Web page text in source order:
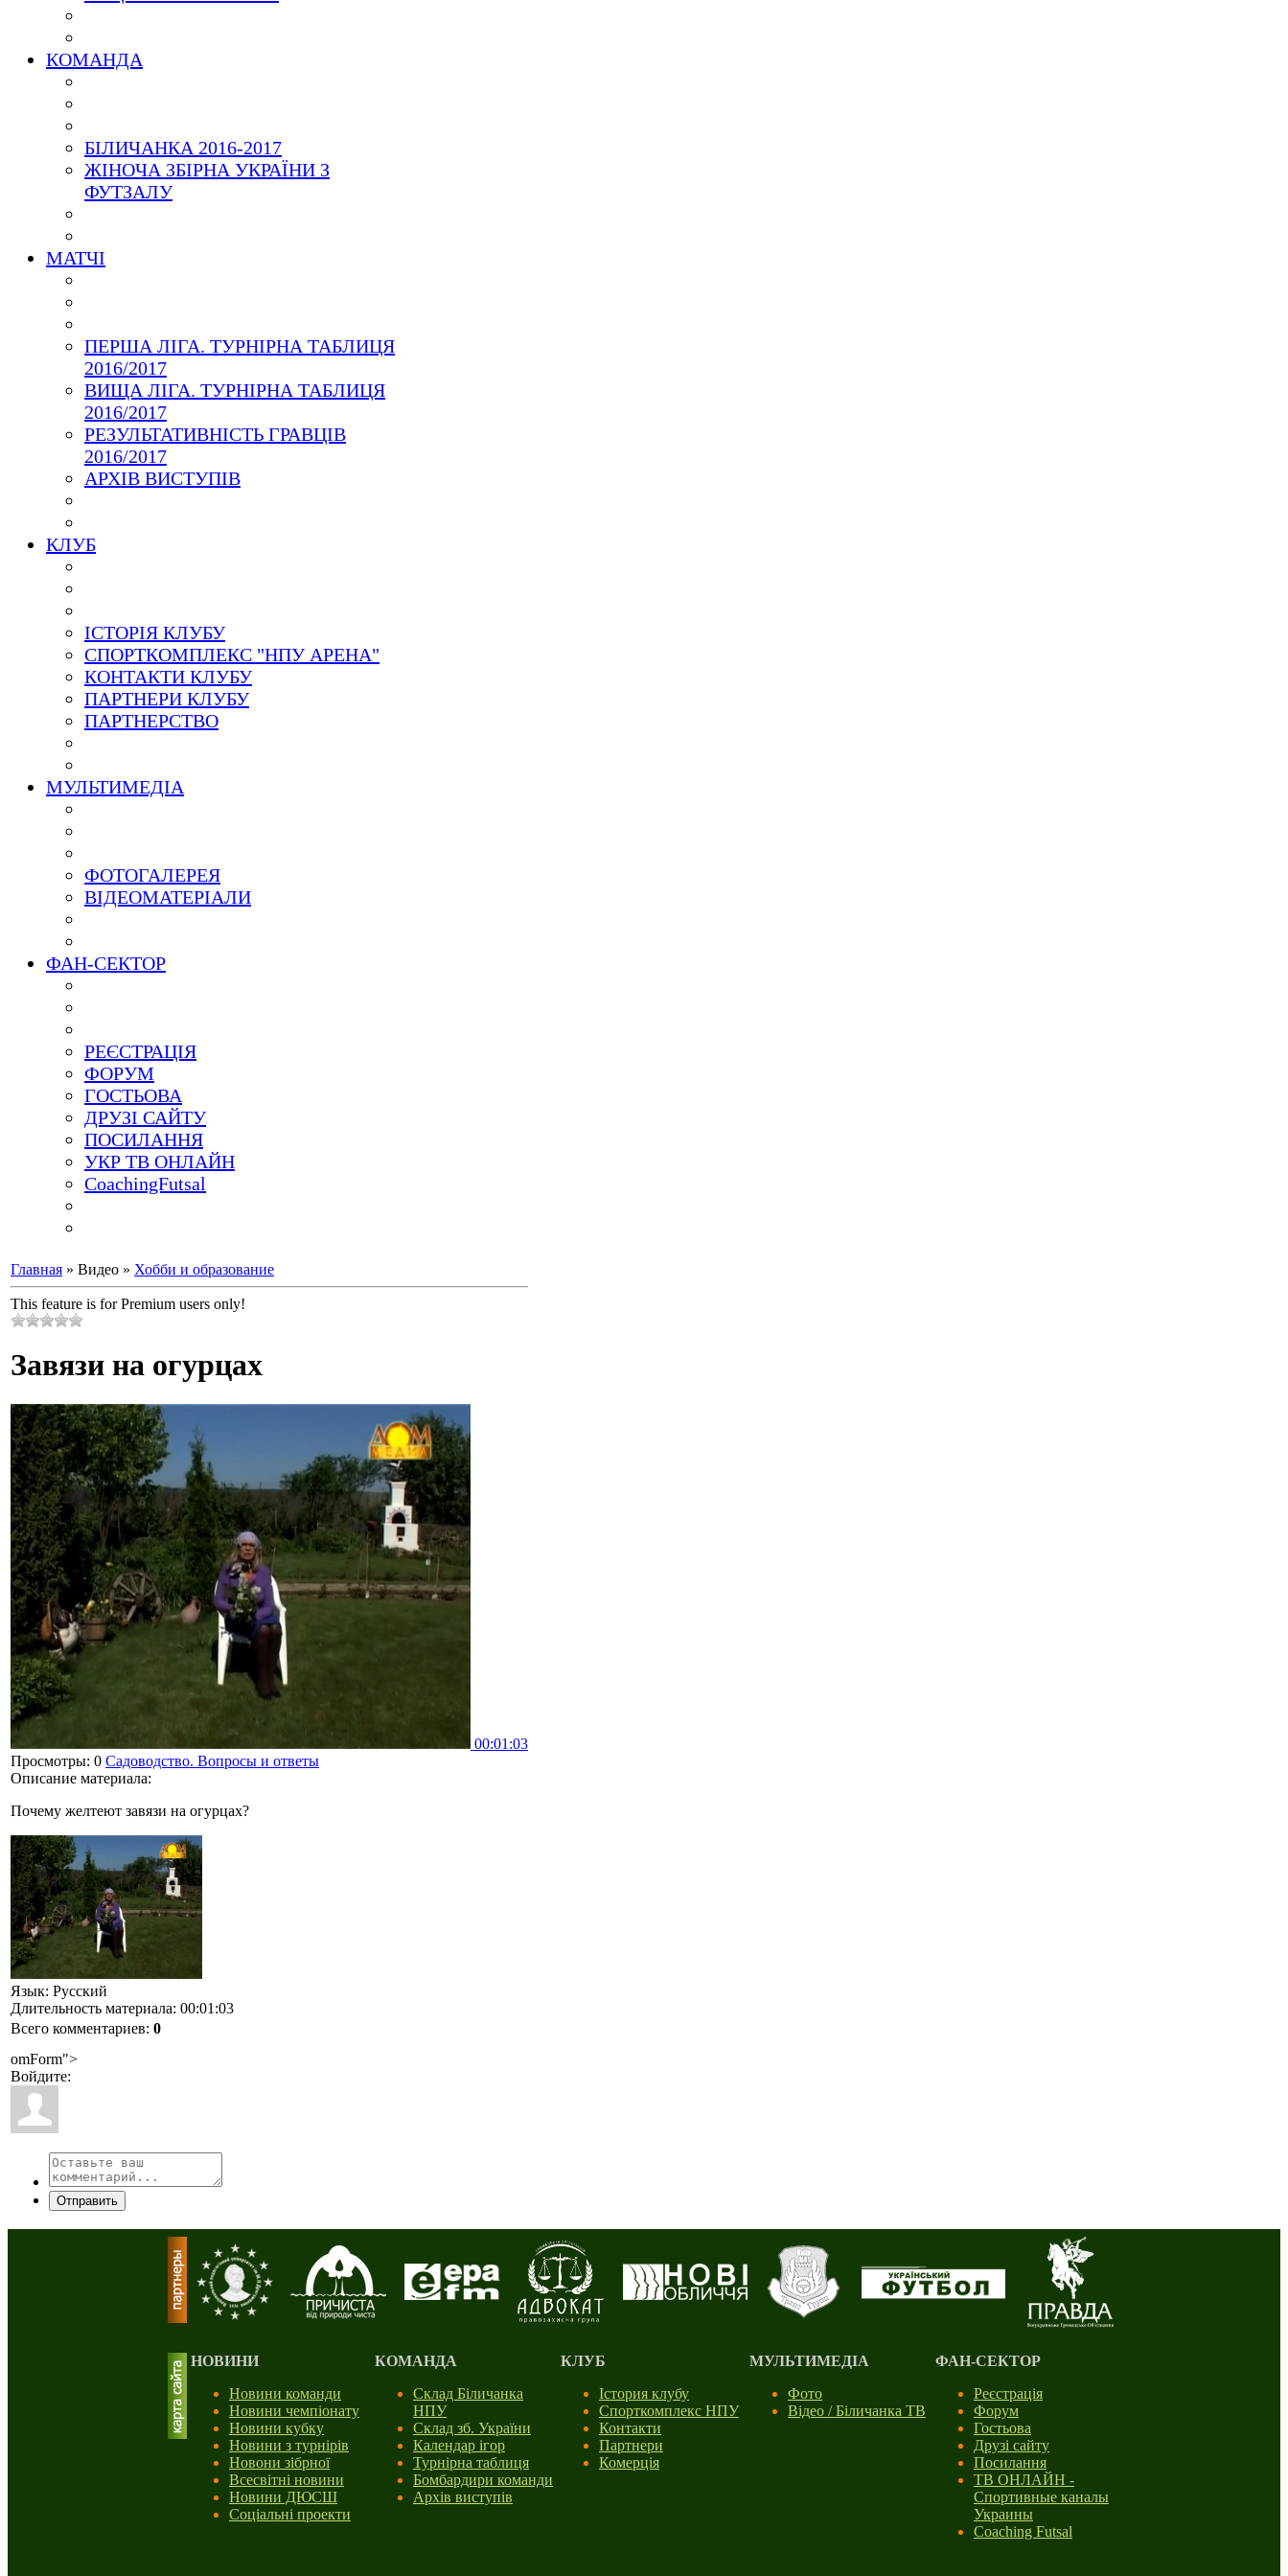
КОМАНДА
БІЛИЧАНКА 2016-2017
ЖІНОЧА ЗБІРНА УКРАЇНИ З
ФУТЗАЛУ
МАТЧІ
ПЕРША ЛІГА. ТУРНІРНА ТАБЛИЦЯ
2016/2017
ВИЩА ЛІГА. ТУРНІРНА ТАБЛИЦЯ
2016/2017
РЕЗУЛЬТАТИВНІСТЬ ГРАВЦІВ
2016/2017
АРХІВ ВИСТУПІВ
КЛУБ
ІСТОРІЯ КЛУБУ
СПОРТКОМПЛЕКС "НПУ АРЕНА"
КОНТАКТИ КЛУБУ
ПАРТНЕРИ КЛУБУ
ПАРТНЕРСТВО
МУЛЬТИМЕДІА
ФОТОГАЛЕРЕЯ
ВІДЕОМАТЕРІАЛИ
ФАН-СЕКТОР
РЕЄСТРАЦІЯ
ФОРУМ
ГОСТЬОВА
ДРУЗІ САЙТУ
ПОСИЛАННЯ
УКР ТВ ОНЛАЙН
CoachingFutsal
Главная » Видео » Хобби и образование
This feature is for Premium users only!
Завязи на огурцах
00:01:03
Просмотры: 0 Садоводство. Вопросы и ответы
Описание материала:
Почему желтеют завязи на огурцах?
Язык: Русский
Длительность материала: 00:01:03
Всего комментариев: 0
omForm">
Войдите:
Отправить
НОВИНИ
Новини команди
Новини чемпіонату
Новини кубку
Новини з турнірів
Новони зібрної
Всесвітні новини
Новини ДЮСШ
Соціальні проекти
КОМАНДА
Склад Біличанка
НПУ
Склад зб. України
Календар ігор
Турнірна таблиця
Бомбардири команди
Архів виступів
КЛУБ
Істория клубу
Спорткомплекс НПУ
Контакти
Партнери
Комерція
МУЛЬТИМЕДІА
Фото
Відео / Біличанка ТВ
ФАН-СЕКТОР
Реєстрація
Форум
Гостьова
Друзі сайту
Посилання
ТВ ОНЛАЙН -
Спортивные каналы
Украины
Coaching Futsal